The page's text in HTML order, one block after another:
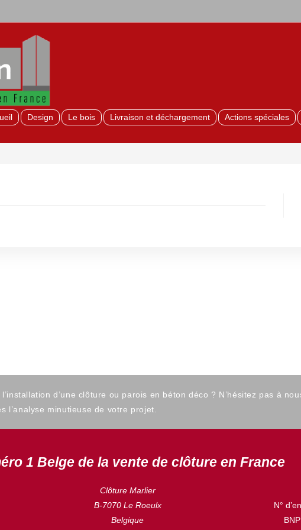
Design Le bois Livraison et déchargement Actions spéciales
d’une clôture ou parois en béton déco ? N’hésitez pas à
l’analyse minutieuse de votre projet.
1 Belge de la vente de clôture en France
Clôture Marlier
B-7070 Le Roeulx
Belgique
N°